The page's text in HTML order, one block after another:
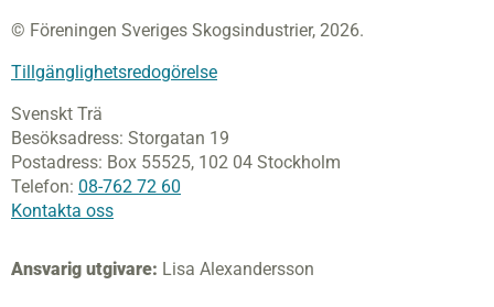
© Föreningen Sveriges Skogsindustrier, 2026.
Tillgänglighetsredogörelse
Svenskt Trä
Besöksadress: Storgatan 19
Postadress: Box 55525, 102 04 Stockholm
Telefon: 08-762 72 60
Kontakta oss
Ansvarig utgivare: Lisa Alexandersson